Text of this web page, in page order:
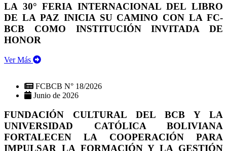
LA 30° FERIA INTERNACIONAL DEL LIBRO
DE LA PAZ INICIA SU CAMINO CON LA FC-
BCB COMO INSTITUCIÓN INVITADA DE
HONOR
Ver Más
FCBCB N° 18/2026
Junio de 2026
FUNDACIÓN CULTURAL DEL BCB Y LA
UNIVERSIDAD CATÓLICA BOLIVIANA
FORTALECEN LA COOPERACIÓN PARA
IMPULSAR LA FORMACIÓN Y LA GESTIÓN